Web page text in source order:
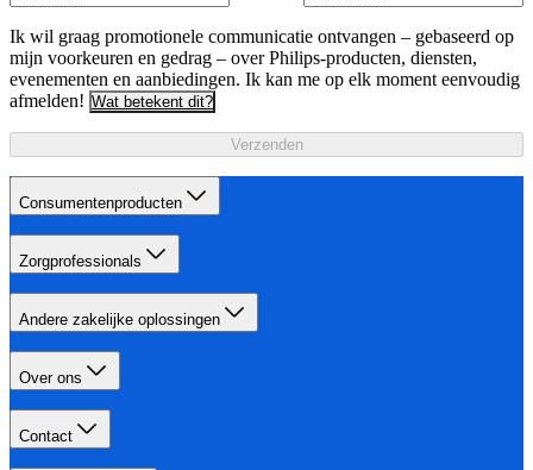
Ik wil graag promotionele communicatie ontvangen – gebaseerd op
mijn voorkeuren en gedrag – over Philips-producten, diensten,
evenementen en aanbiedingen. Ik kan me op elk moment eenvoudig
afmelden! Wat betekent dit?
Verzenden
Consumentenproducten
Zorgprofessionals
Andere zakelijke oplossingen
Over ons
Contact